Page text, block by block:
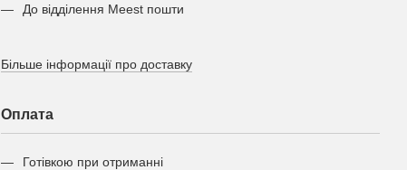
До відділення Meest пошти
Більше інформації про доставку
Оплата
Готівкою при отриманні